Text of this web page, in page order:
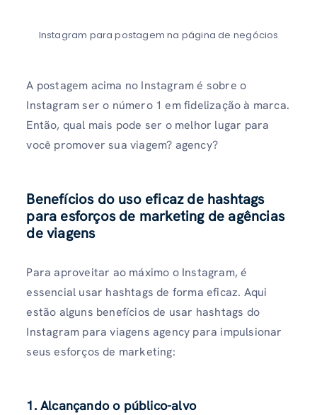
Instagram para postagem na página de negócios
A postagem acima no Instagram é sobre o
Instagram ser o número 1 em fidelização à marca.
Então, qual mais pode ser o melhor lugar para
você promover sua viagem? agency?
Benefícios do uso eficaz de hashtags
para esforços de marketing de agências
de viagens
Para aproveitar ao máximo o Instagram, é
essencial usar hashtags de forma eficaz. Aqui
estão alguns benefícios de usar hashtags do
Instagram para viagens agency para impulsionar
seus esforços de marketing:
1. Alcançando o público-alvo